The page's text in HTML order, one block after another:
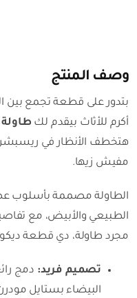
وصف المنتج
بتدور على قطعة تجمع بين
أكرم للأثاث بيقدم لك
هتخطف الأنظار في
مفيش زيها.
الطاولة مصممة بأسلوب
الطبيعي والأبيض، مع
مجرد طاولة، دي قطعة
تصميم فريد: دمج
البيضاء بستايل